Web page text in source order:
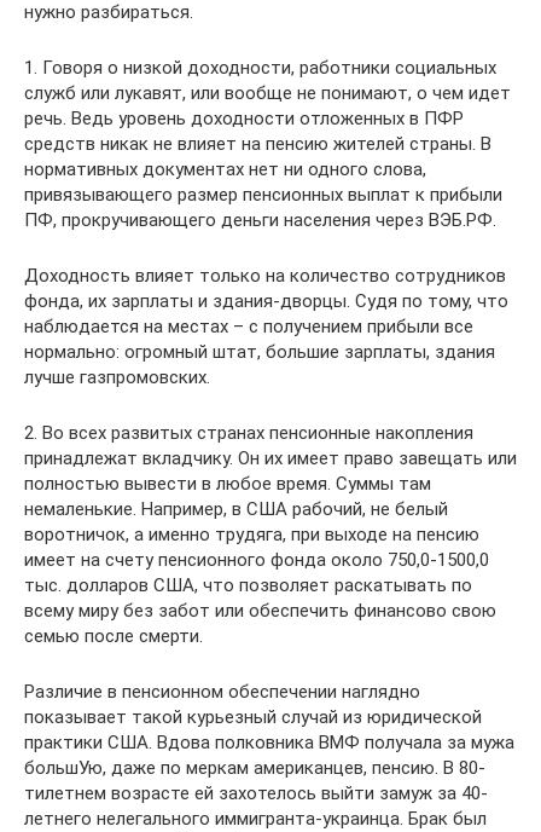
нужно разбираться.
1. Говоря о низкой доходности, работники социальных
служб или лукавят, или вообще не понимают, о чем идет
речь. Ведь уровень доходности отложенных в ПФР
средств никак не влияет на пенсию жителей страны. В
нормативных документах нет ни одного слова,
привязывающего размер пенсионных выплат к прибыли
ПФ, прокручивающего деньги населения через ВЭБ.РФ.
Доходность влияет только на количество сотрудников
фонда, их зарплаты и здания-дворцы. Судя по тому, что
наблюдается на местах – с получением прибыли все
нормально: огромный штат, большие зарплаты, здания
лучше газпромовских.
2. Во всех развитых странах пенсионные накопления
принадлежат вкладчику. Он их имеет право завещать или
полностью вывести в любое время. Суммы там
немаленькие. Например, в США рабочий, не белый
воротничок, а именно трудяга, при выходе на пенсию
имеет на счету пенсионного фонда около 750,0-1500,0
тыс. долларов США, что позволяет раскатывать по
всему миру без забот или обеспечить финансово свою
семью после смерти.
Различие в пенсионном обеспечении наглядно
показывает такой курьезный случай из юридической
практики США. Вдова полковника ВМФ получала за мужа
большУю, даже по меркам американцев, пенсию. В 80-
тилетнем возрасте ей захотелось выйти замуж за 40-
летнего нелегального иммигранта-украинца. Брак был